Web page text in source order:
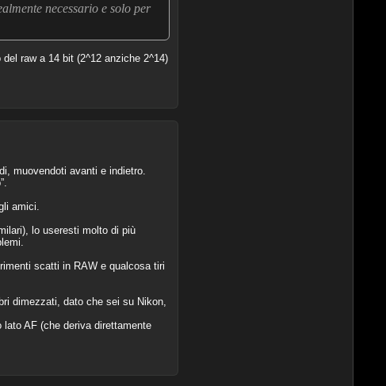
necessario e solo per
raw a 14 bit (2^12 anziche 2^14)
muovendoti avanti e indietro.
amici.
lo useresti molto di più
scatti in RAW e qualcosa tiri
dimezzati, dato che sei su Nikon,
AF (che deriva direttamente